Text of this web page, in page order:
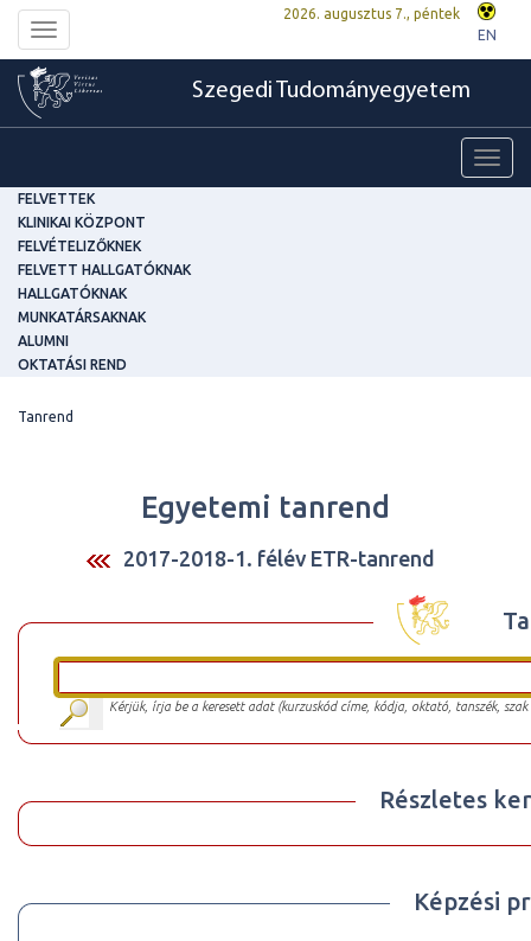
Toggle
navigation
2026. augusztus 7., péntek
EN
Szegedi Tudományegyetem
FELVETTEK
KLINIKAI KÖZPONT
FELVÉTELIZŐKNEK
FELVETT HALLGATÓKNAK
HALLGATÓKNAK
MUNKATÁRSAKNAK
ALUMNI
OKTATÁSI REND
Tanrend
Egyetemi tanrend
2017-2018-1. félév ETR-tanrend
Kérjük, írja be a keresett adat (kurzuskód címe, kódja, oktató, tanszék,
Részletes
Képzési